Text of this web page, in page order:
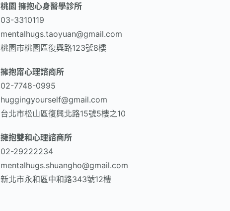
桃園 擁抱心身醫學診所
03-3310119
mentalhugs.taoyuan@gmail.com
桃園市桃園區復興路123號8樓
擁抱甯心理諮商所
02-7748-0995
huggingyourself@gmail.com
台北市松山區復興北路15號5樓之10
擁抱雙和心理諮商所
02-29222234
mentalhugs.shuangho@gmail.com
新北市永和區中和路343號12樓